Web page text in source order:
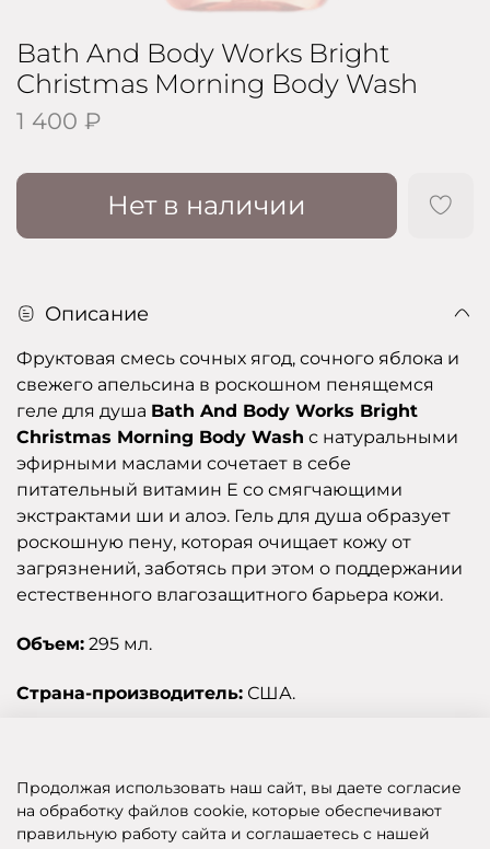
Bath And Body Works Bright
Christmas Morning Body Wash
1 400 ₽
Нет в наличии
Описание
Фруктовая смесь сочных ягод, сочного яблока и
свежего апельсина в роскошном пенящемся
геле для душа Bath And Body Works Bright
Christmas Morning Body Wash с натуральными
эфирными маслами сочетает в себе
питательный витамин Е со смягчающими
экстрактами ши и алоэ. Гель для душа образует
роскошную пену, которая очищает кожу от
загрязнений, заботясь при этом о поддержании
естественного влагозащитного барьера кожи.
Объем: 295 мл.
Страна-производитель: США.
SHOP OF BEAUTY - МУЛЬТИБРЕНДОВЫЙ ИНТЕРНЕТ-МАГАЗИН КОСМЕТИКИ
Продолжая использовать наш сайт, вы даете согласие
на обработку файлов cookie, которые обеспечивают
правильную работу сайта и соглашаетесь с нашей